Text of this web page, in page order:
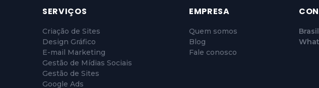
SERVIÇOS
Criação de Sites
Design Gráfico
E-mail Marketing
Gestão de Mídias Sociais
Gestão de Sites
Google Ads
EMPRESA
Quem somos
Blog
Fale conosco